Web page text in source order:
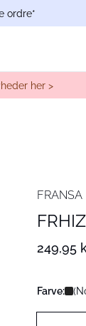
ordre*
her >
FRANSA
249,95
Farve: